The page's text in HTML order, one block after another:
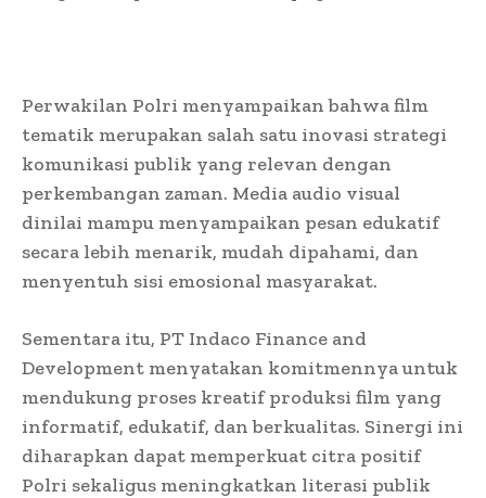
Perwakilan Polri menyampaikan bahwa film
tematik merupakan salah satu inovasi strategi
komunikasi publik yang relevan dengan
perkembangan zaman. Media audio visual
dinilai mampu menyampaikan pesan edukatif
secara lebih menarik, mudah dipahami, dan
menyentuh sisi emosional masyarakat.
Sementara itu, PT Indaco Finance and
Development menyatakan komitmennya untuk
mendukung proses kreatif produksi film yang
informatif, edukatif, dan berkualitas. Sinergi ini
diharapkan dapat memperkuat citra positif
Polri sekaligus meningkatkan literasi publik